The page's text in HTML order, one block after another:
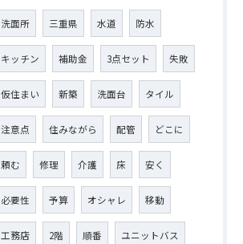
洗面所 三重県 水道 防水
キッチン 補助金 3点セット 失敗
仮住まい 新築 洗面台 タイル
注意点 住みながら 配管 どこに
頼む 修理 介護 床 安く
必要性 予算 オシャレ 移動
工務店 2階 順番 ユニットバス